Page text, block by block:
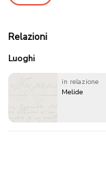
Relazioni
Luoghi
in relazione
Melide